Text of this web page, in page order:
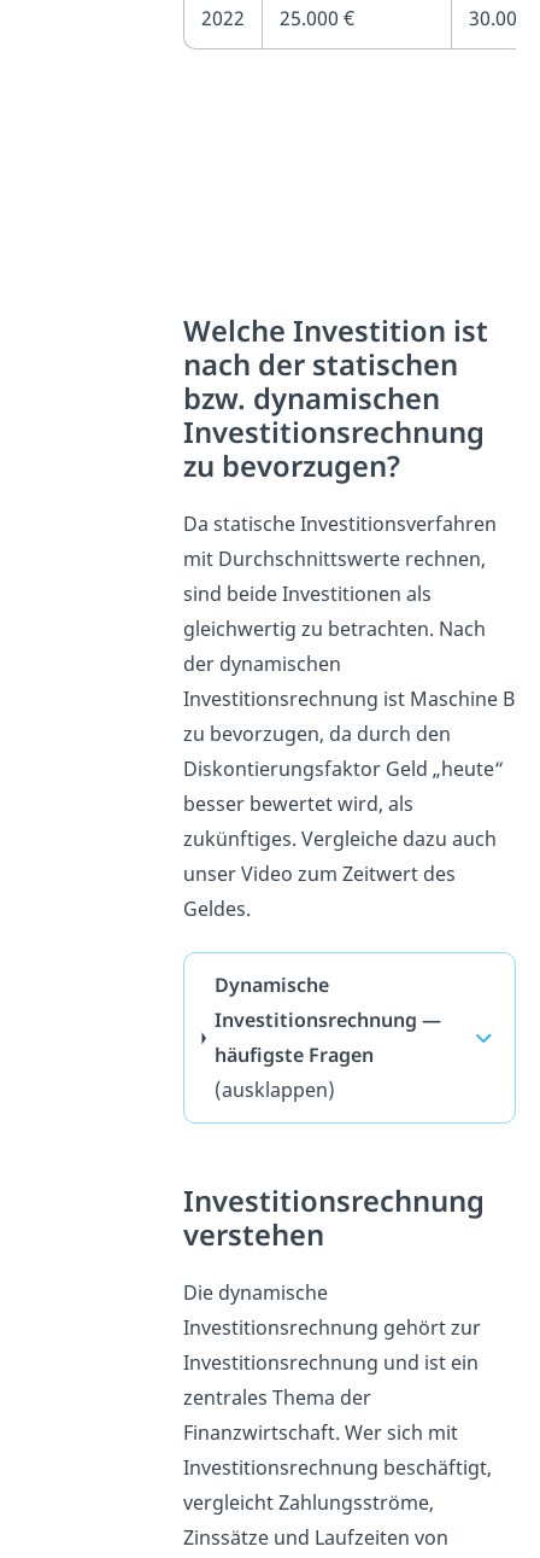
2022 25.000 € 30.000
Welche Investition ist
nach der statischen
bzw. dynamischen
Investitionsrechnung
zu bevorzugen?
Da statische Investitionsverfahren
mit Durchschnittswerte rechnen,
sind beide Investitionen als
gleichwertig zu betrachten. Nach
der dynamischen
Investitionsrechnung ist Maschine B
zu bevorzugen, da durch den
Diskontierungsfaktor Geld „heute“
besser bewertet wird, als
zukünftiges. Vergleiche dazu auch
unser Video zum Zeitwert des
Geldes.
Dynamische
Investitionsrechnung —
häufigste Fragen
(ausklappen)
Investitionsrechnung
verstehen
Die dynamische
Investitionsrechnung gehört zur
Investitionsrechnung und ist ein
zentrales Thema der
Finanzwirtschaft. Wer sich mit
Investitionsrechnung beschäftigt,
vergleicht Zahlungsströme,
Zinssätze und Laufzeiten von